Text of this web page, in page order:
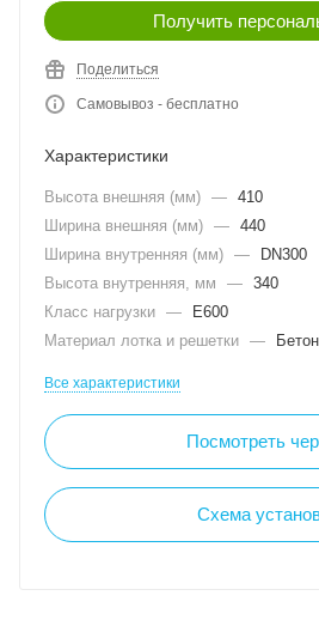
Получить
Поделиться
Самовывоз - бесплатно
Характеристики
Высота внешняя (мм) — 410
Ширина внешняя (мм) — 440
Ширина внутренняя (мм) —
DN300
Высота внутренняя, мм
— 340
Класс нагрузки —
E600
Материал лотка и решетки — Бетон
Все характеристики
Посмотреть
Схема